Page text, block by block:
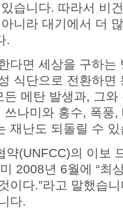
습니다. 따라서 비
니라 대기에서 더
.
다면 세상을 구하는
식단으로 전환하면
메탄 발생과, 그와
쓰나미와 홍수, 폭풍
재난도 되돌릴 수
약(UNFCC)의 이보
2008년 6월에 “최
이다.”라고 말했습
다.